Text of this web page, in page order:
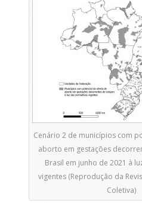
Cenário 2 de municípios com
aborto em gestações
Brasil em junho de 2021 à
vigentes (Reprodução da
Coletiva)